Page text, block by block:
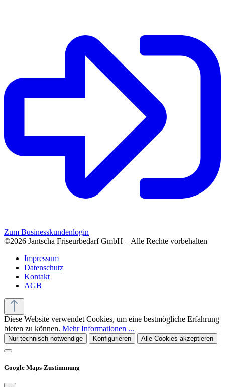
Zum Businesskundenlogin
©2026 Jantscha Friseurbedarf GmbH – Alle Rechte vorbehalten
Impressum
Datenschutz
Kontakt
AGB
Diese Website verwendet Cookies, um eine bestmögliche Erfahrung
bieten zu können. Mehr Informationen ...
Nur technisch notwendige Konfigurieren Alle Cookies akzeptieren
Google Maps-Zustimmung